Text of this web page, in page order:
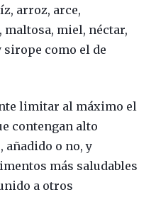
arroz, arce,
miel, néctar,
sirope como el de
limitar al máximo el
contengan alto
añadido o no, y
más saludables
a otros